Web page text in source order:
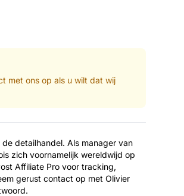
met ons op als u wilt dat wij
detailhandel. Als manager van
zich voornamelijk wereldwijd op
Affiliate Pro voor tracking,
gerust contact op met Olivier